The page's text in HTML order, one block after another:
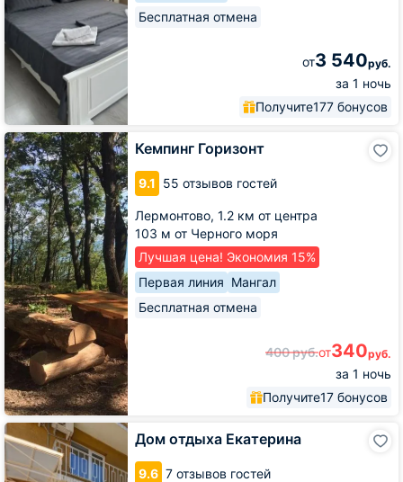
Бесплатная отмена
от3 540руб.
за 1 ночь
Получите177 бонусов
Кемпинг Горизонт
9.1 55 отзывов гостей
Лермонтово, 1.2 км от центра
103 м от Черного моря
Лучшая цена! Экономия 15%
Первая линия Мангал
Бесплатная отмена
400руб.от340руб.
за 1 ночь
Получите17 бонусов
Кемпинг
Горизонт
Дом отдыха Екатерина
9.6 7 отзывов гостей
Дом
отдыха
Екатерина